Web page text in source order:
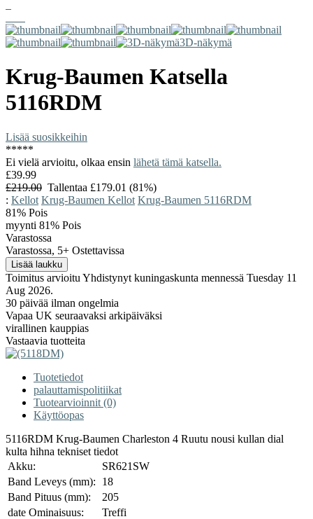
3D-näkymä
Krug-Baumen Katsella
5116RDM
Lisää suosikkeihin
*****
Ei vielä arvioitu, olkaa ensin lähetä tämä katsella.
£39.99
£219.00 Tallentaa £179.01 (81%)
: Kellot Krug-Baumen Kellot Krug-Baumen 5116RDM
81% Pois
myynti 81% Pois
Varastossa
Varastossa, 5+ Ostettavissa
Toimitus arvioitu Yhdistynyt kuningaskunta mennessä Tuesday 11
Aug 2026.
30 päivää ilman ongelmia
Vapaa UK seuraavaksi arkipäiväksi
virallinen kauppias
Vastaavia tuotteita
Tuotetiedot
palauttamispolitiikat
Tuotearvioinnit (0)
Käyttöopas
5116RDM Krug-Baumen Charleston 4 Ruutu nousi kullan dial
kulta hihna tekniset tiedot
Akku:
SR621SW
Band Leveys (mm):
18
Band Pituus (mm):
205
date Ominaisuus:
Treffi